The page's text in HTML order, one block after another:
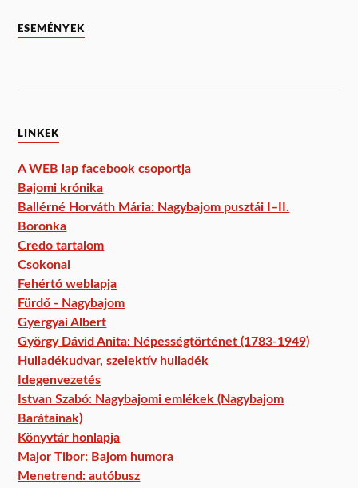
ESEMÉNYEK
LINKEK
A WEB lap facebook csoportja
Bajomi krónika
Ballérné Horváth Mária: Nagybajom pusztái I–II.
Boronka
Credo tartalom
Csokonai
Fehértó weblapja
Fürdő - Nagybajom
Gyergyai Albert
György Dávid Anita: Népességtörténet (1783-1949)
Hulladékudvar, szelektív hulladék
Idegenvezetés
Istvan Szabó: Nagybajomi emlékek (Nagybajom
Barátainak)
Könyvtár honlapja
Major Tibor: Bajom humora
Menetrend: autóbusz